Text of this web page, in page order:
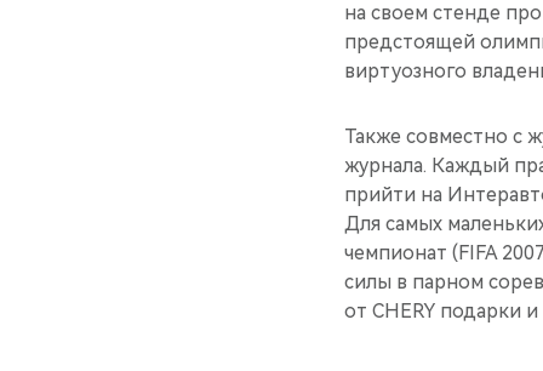
на своем стенде
предстоящей
виртуозного
Также совместно с
журнала. Каждый
прийти на
Для самых
чемпионат (FIFA
силы в парном
от CHERY подарки